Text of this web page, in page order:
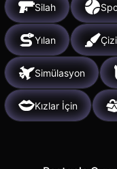
Silah
Yılan
Simülasyon
Kızlar İçin